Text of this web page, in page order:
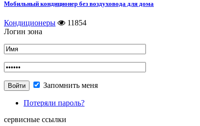
Мобильный кондиционер без воздуховода для дома
Кондиционеры
11854
Логин зона
Запомнить меня
Потеряли пароль?
сервисные ссылки